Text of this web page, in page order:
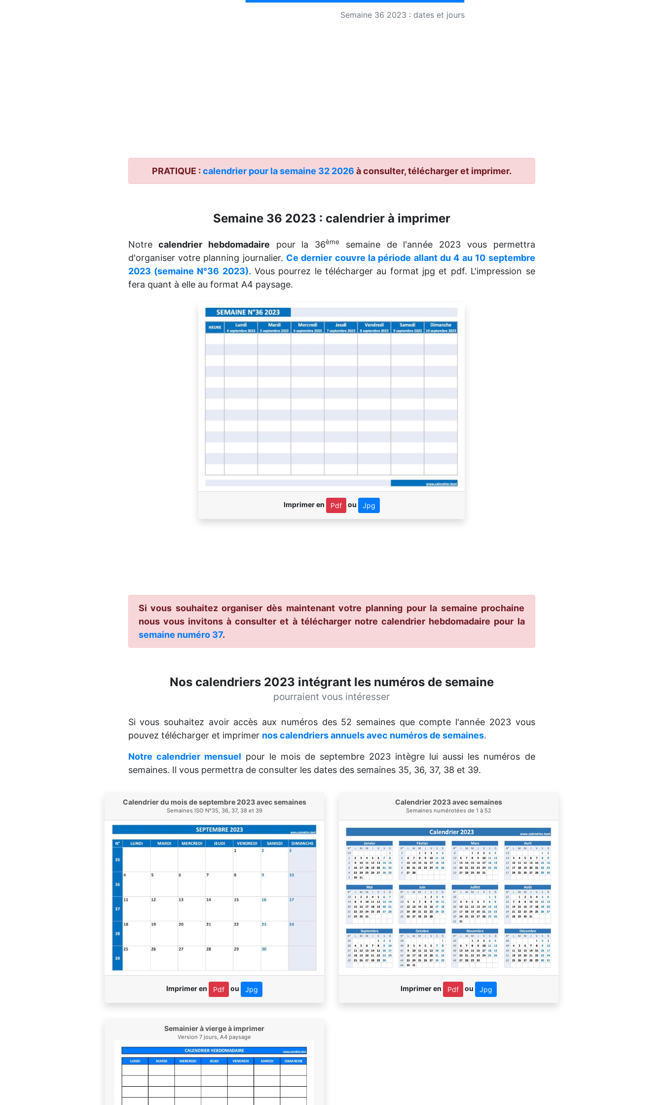
Semaine 36 2023 : dates et jours
PRATIQUE : calendrier pour la semaine 32 2026 à consulter, télécharger et imprimer.
Semaine 36 2023 : calendrier à imprimer
Notrecalendrier hebdomadaire pour la 36ème
semaine de l'année 2023 vous permettra
d'organiser votre planning journalier. Ce dernier couvre la période allant du 4 au 10 septembre
2023 (semaine N°36 2023). Vous pourrez le télécharger au format jpg et pdf. L'impression se
fera quant à elle au format A4 paysage.
Imprimer en Pdf ou Jpg
Si vous souhaitez organiser dès maintenant votre planning pour la semaine prochaine
nous vous invitons à consulter et à télécharger notre calendrier hebdomadaire pour la
semaine numéro 37.
Nos calendriers 2023 intégrant les numéros de semaine
pourraient vous intéresser
Si vous souhaitez avoir accès aux numéros des 52 semaines que compte l'année 2023 vous
pouvez télécharger et imprimer nos calendriers annuels avec numéros de semaines.
Notre calendrier mensuel pour le mois de septembre 2023 intègre lui aussi les numéros de
semaines. Il vous permettra de consulter les dates des semaines 35, 36, 37, 38 et 39.
Calendrier du mois de septembre 2023 avec semaines
Semaines ISO N°35, 36, 37, 38 et 39
Imprimer en Pdf ou Jpg
Calendrier 2023 avec semaines
Semaines numérotées de 1 à 52
Imprimer en Pdf ou Jpg
Semainier à vierge à imprimer
Version 7 jours, A4 paysage